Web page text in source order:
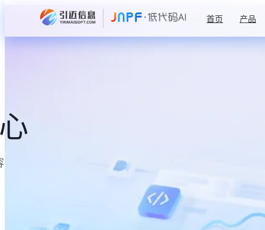
首页 产品